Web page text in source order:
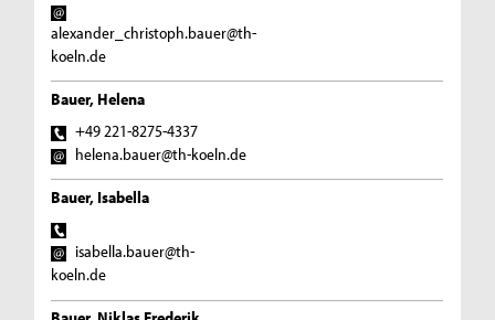
alexander_christoph.bauer@th-
koeln.de
Bauer, Helena
+49 221-8275-4337
helena.bauer@th-koeln.de
Bauer, Isabella
isabella.bauer@th-
koeln.de